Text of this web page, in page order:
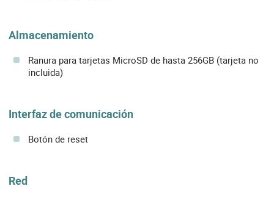
Almacenamiento
Ranura para tarjetas MicroSD de hasta 256GB (tarjeta no
incluida)
Interfaz de comunicación
Botón de reset
Red